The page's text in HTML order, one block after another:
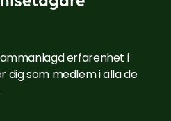
erfarenhet i
dig som medlem i alla de